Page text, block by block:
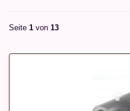
Seite 1 von 13